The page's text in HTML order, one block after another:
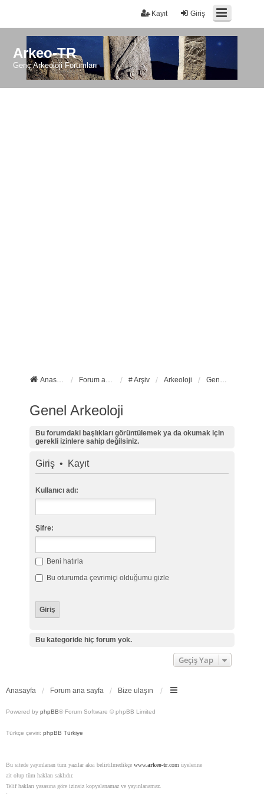
Giriş
Kayıt
Arkeo-TR
Genç Arkeoloji Forumları
Anasayfa Forum ana sayfa # Arşiv Arkeoloji Genel Arkeoloji
Genel Arkeoloji
Bu forumdaki başlıkları görüntülemek ya da okumak için
gerekli izinlere sahip değilsiniz.
Giriş• Kayıt
Kullanıcı adı:
Şifre:
Beni hatırla
Bu oturumda çevrimiçi olduğumu gizle
Bu kategoride hiç forum yok.
Geçiş Yap
Anasayfa Forum ana sayfa Bize ulaşın
Powered by phpBB® Forum Software © phpBB Limited
Türkçe çeviri: phpBB Türkiye
Bu sitede yayınlanan tüm yazılar aksi belirtilmedikçe www.arkeo-tr.com üyelerine
ait olup tüm hakları saklıdır.
Telif hakları yasasına göre izinsiz kopyalanamaz ve yayınlanamaz.